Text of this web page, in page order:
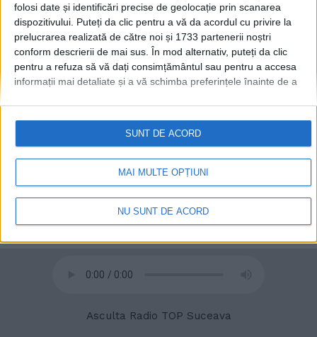
folosi date și identificări precise de geolocație prin scanarea
dispozitivului. Puteți da clic pentru a vă da acordul cu privire la
prelucrarea realizată de către noi și 1733 partenerii noștri
conform descrierii de mai sus. În mod alternativ, puteți da clic
pentru a refuza să vă dați consimțământul sau pentru a accesa
informații mai detaliate și a vă schimba preferințele înainte de a
retrageți consimțământul în orice moment, revenind la acest site
și făcând clic pe butonul "Confidențialitate" din partea de jos a
paginii web.
MAI MULTE OPȚIUNI
NU SUNT DE ACORD
SUNT DE ACORD
© 2020 Radio TOP Suceava 104 FM
Asculta Radio TOP Suceava